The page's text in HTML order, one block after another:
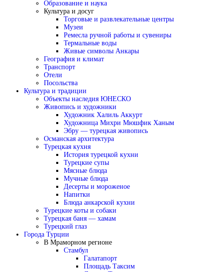
Образование и наука
Культура и досуг
Торговые и развлекательные центры
Музеи
Ремесла ручной работы и сувениры
Термальные воды
Живые символы Анкары
География и климат
Транспорт
Отели
Посольства
Культура и традиции
Объекты наследия ЮНЕСКО
Живопись и художники
Художник Халиль Аккурт
Художница Михри Мюшфик Ханым
Эбру — турецкая живопись
Османская архитектура
Турецкая кухня
История турецкой кухни
Турецкие супы
Мясные блюда
Мучные блюда
Десерты и мороженое
Напитки
Блюда анкарской кухни
Турецкие коты и собаки
Турецкая баня — хамам
Турецкий глаз
Города Турции
В Мраморном регионе
Стамбул
Галатапорт
Площадь Таксим